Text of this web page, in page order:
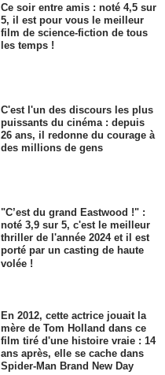
Ce soir entre amis : noté 4,5 sur
5, il est pour vous le meilleur
film de science-fiction de tous
les temps !
C'est l'un des discours les plus
puissants du cinéma : depuis
26 ans, il redonne du courage à
des millions de gens
"C’est du grand Eastwood !" :
noté 3,9 sur 5, c'est le meilleur
thriller de l'année 2024 et il est
porté par un casting de haute
volée !
En 2012, cette actrice jouait la
mère de Tom Holland dans ce
film tiré d'une histoire vraie : 14
ans après, elle se cache dans
Spider-Man Brand New Day